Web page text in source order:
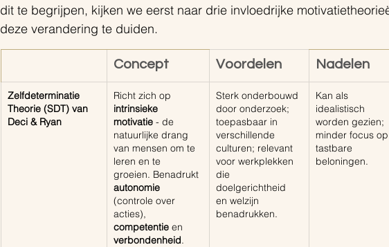
dit te begrijpen, kijken we eerst naar drie invloedrijke
deze verandering te duiden.
Concept Voordelen Nadelen
Zelfdeterminatie
Theorie (SDT) van
Deci & Ryan
Richt zich op
intrinsieke
motivatie - de
natuurlijke drang
van mensen om te
leren en te
groeien. Benadrukt
autonomie
(controle over
acties),
competentie en
verbondenheid.
Sterk onderbouwd
door onderzoek;
toepasbaar in
verschillende
culturen; relevant
voor werkplekken
die
doelgerichtheid
en welzijn
benadrukken.
Kan als
idealistisch
worden gezien;
minder focus op
tastbare
beloningen.